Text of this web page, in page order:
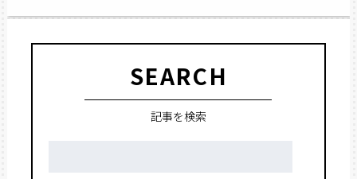
SEARCH
記事を検索